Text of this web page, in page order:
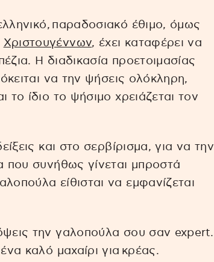
παραδοσιακό έθιμο, όμως
Χριστουγέννων, έχει καταφέρει να
Η διαδικασία προετοιμασίας
να την ψήσεις ολόκληρη,
το ίδιο το ψήσιμο χρειάζεται τον
και στο σερβίρισμα, για να την
που συνήθως γίνεται μπροστά
είθισται να εμφανίζεται
την γαλοπούλα σου σαν expert.
καλό μαχαίρι για κρέας.